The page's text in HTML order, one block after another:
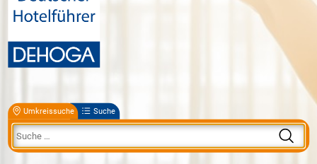
Umkreissuche Suche